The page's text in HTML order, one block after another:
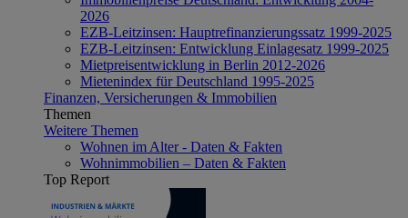
2026
EZB-Leitzinsen: Hauptrefinanzierungssatz 1999-2025
EZB-Leitzinsen: Entwicklung Einlagesatz 1999-2025
Mietpreisentwicklung in Berlin 2012-2026
Mietenindex für Deutschland 1995-2025
Finanzen, Versicherungen & Immobilien
Themen
Weitere Themen
Wohnen im Alter - Daten & Fakten
Wohnimmobilien – Daten & Fakten
Top Report